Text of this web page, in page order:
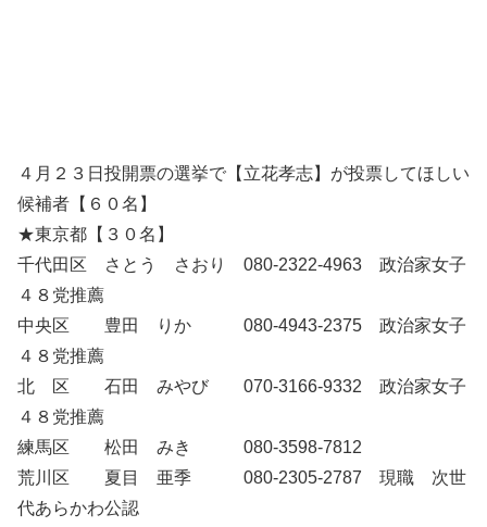
４月２３日投開票の選挙で【立花孝志】が投票してほしい
候補者【６０名】
★東京都【３０名】
千代田区 さとう さおり 080-2322-4963 政治家女子
４８党推薦
中央区 豊田 りか 080-4943-2375 政治家女子
４８党推薦
北 区 石田 みやび 070-3166-9332 政治家女子
４８党推薦
練馬区 松田 みき 080-3598-7812
荒川区 夏目 亜季 080-2305-2787 現職 次世
代あらかわ公認